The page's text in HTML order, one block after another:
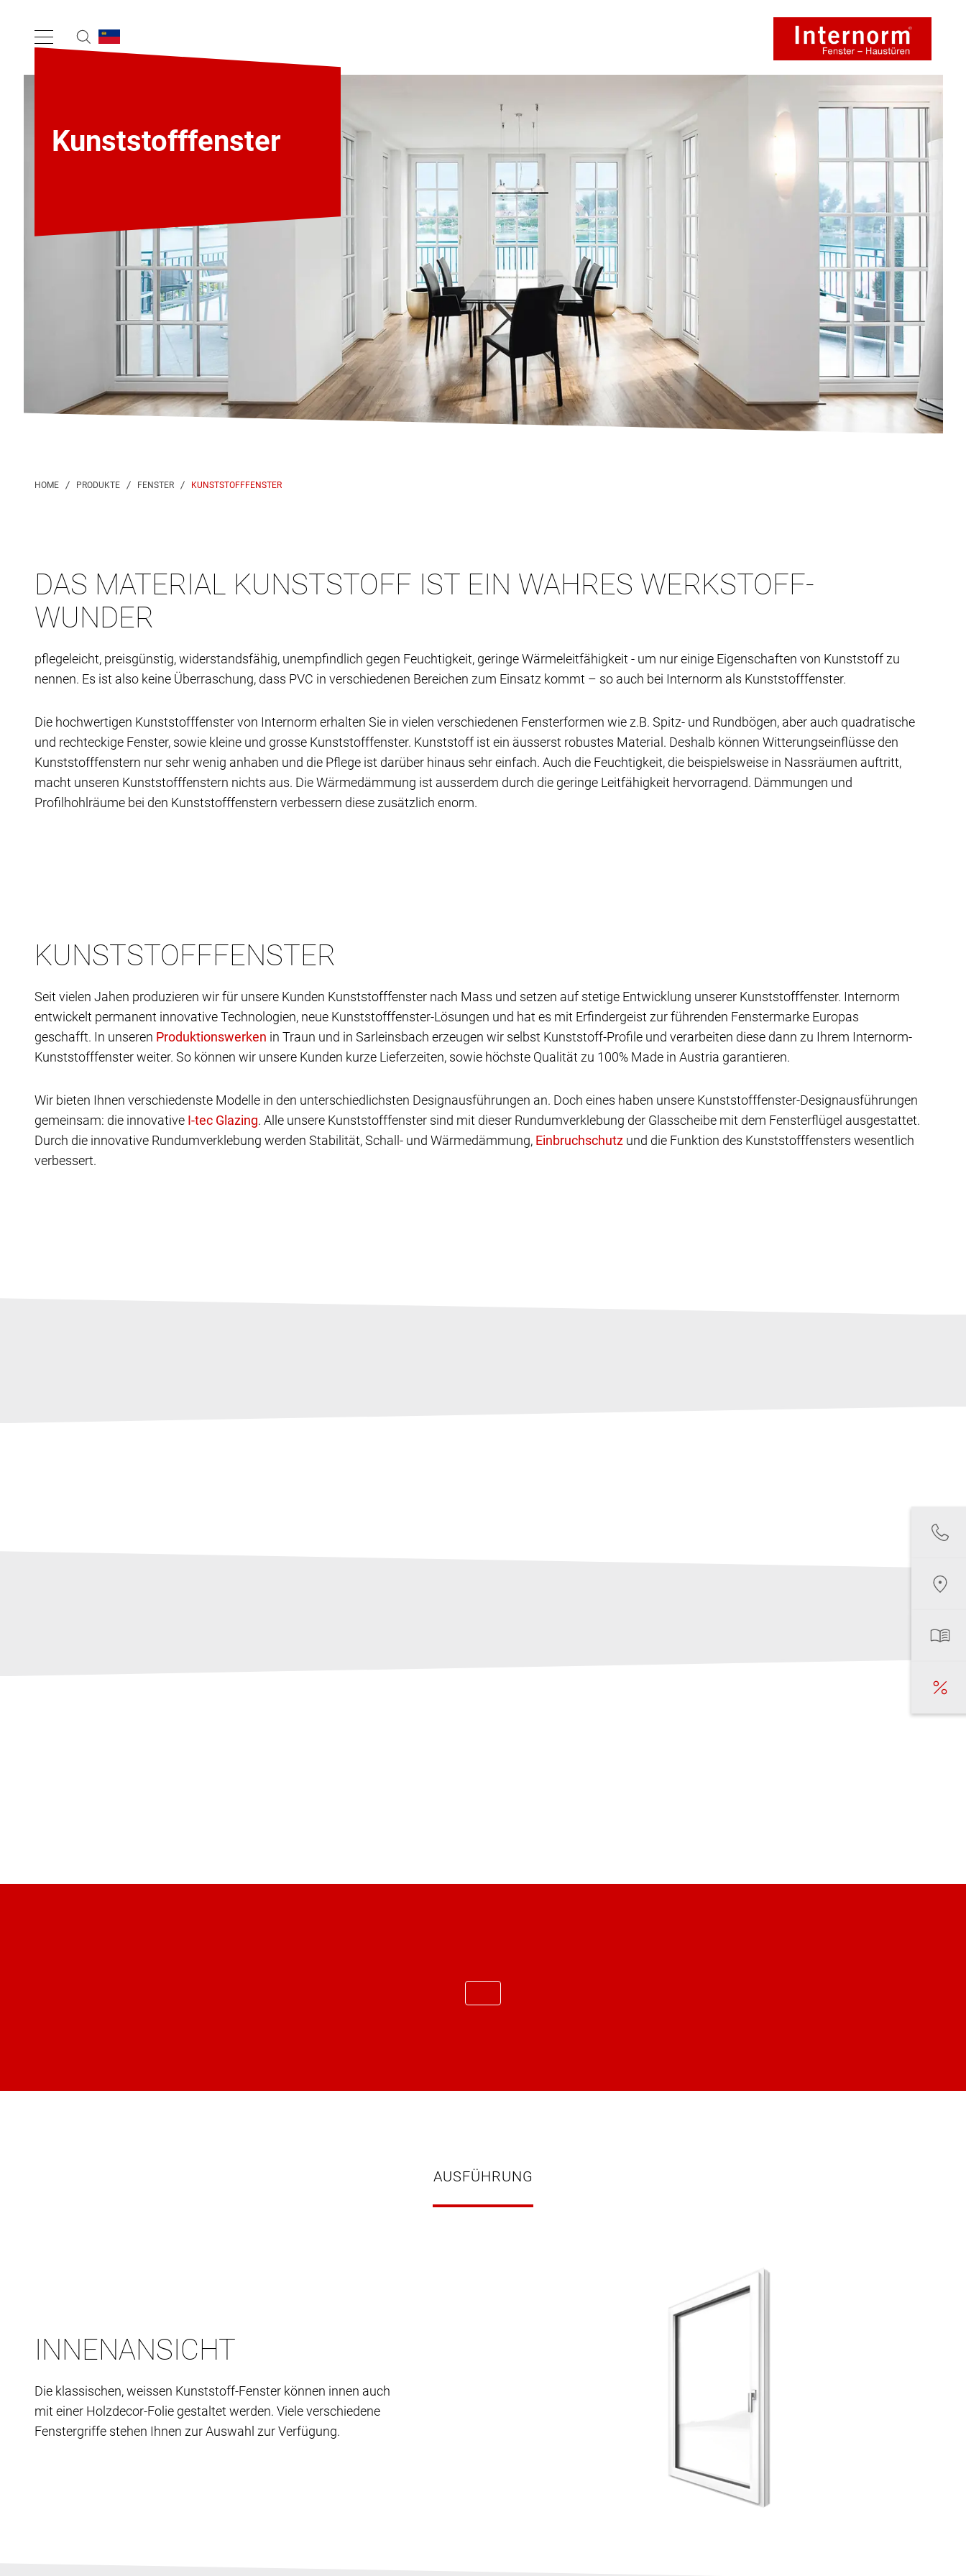
Kunststofffenster
KUNSTSTOFFFENSTER
DAS MATERIAL KUNSTSTOFF IST EIN WAHRES WERKSTOFF-
WUNDER
pflegeleicht, preisgünstig, widerstandsfähig, unempfindlich gegen Feuchtigkeit, geringe Wärmeleitfähigkeit - um nur einige Eigenschaften von Kunststoff zu
nennen. Es ist also keine Überraschung, dass PVC in verschiedenen Bereichen zum Einsatz kommt – so auch bei Internorm als Kunststofffenster.
Die hochwertigen Kunststofffenster von Internorm erhalten Sie in vielen verschiedenen Fensterformen wie z.B. Spitz- und Rundbögen, aber auch quadratische
und rechteckige Fenster, sowie kleine und grosse Kunststofffenster. Kunststoff ist ein äusserst robustes Material. Deshalb können Witterungseinflüsse den
Kunststofffenstern nur sehr wenig anhaben und die Pflege ist darüber hinaus sehr einfach. Auch die Feuchtigkeit, die beispielsweise in Nassräumen auftritt,
macht unseren Kunststofffenstern nichts aus. Die Wärmedämmung ist ausserdem durch die geringe Leitfähigkeit hervorragend. Dämmungen und
Profilhohlräume bei den Kunststofffenstern verbessern diese zusätzlich enorm.
KUNSTSTOFFFENSTER
Seit vielen Jahen produzieren wir für unsere Kunden Kunststofffenster nach Mass und setzen auf stetige Entwicklung unserer Kunststofffenster. Internorm
entwickelt permanent innovative Technologien, neue Kunststofffenster-Lösungen und hat es mit Erfindergeist zur führenden Fenstermarke Europas
geschafft. In unseren
in Traun und in Sarleinsbach erzeugen wir selbst Kunststoff-Profile und verarbeiten diese dann zu Ihrem Internorm-
Kunststofffenster weiter. So können wir unsere Kunden kurze Lieferzeiten, sowie höchste Qualität zu 100% Made in Austria garantieren.
Wir bieten Ihnen verschiedenste Modelle in den unterschiedlichsten Designausführungen an. Doch eines haben unsere Kunststofffenster-Designausführungen
gemeinsam: die innovative
. Alle unsere Kunststofffenster sind mit dieser Rundumverklebung der Glasscheibe mit dem Fensterflügel ausgestattet.
Durch die innovative Rundumverklebung werden Stabilität, Schall- und Wärmedämmung,
und die Funktion des Kunststofffensters wesentlich
verbessert.
AUSFÜHRUNG
INNENANSICHT
Die klassischen, weissen Kunststoff-Fenster können innen auch
mit einer Holzdecor-Folie gestaltet werden. Viele verschiedene
Fenstergriffe stehen Ihnen zur Auswahl zur Verfügung.